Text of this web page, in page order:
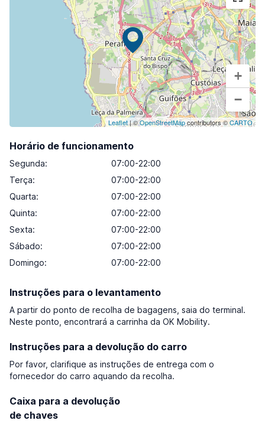
+
−
Leaflet| ©OpenStreetMapcontributors ©CARTO
Horário de funcionamento
Segunda:
07:00-22:00
Terça:
07:00-22:00
Quarta:
07:00-22:00
Quinta:
07:00-22:00
Sexta:
07:00-22:00
Sábado:
07:00-22:00
Domingo: 07:00-22:00
Instruções para o levantamento
A partir do ponto de recolha de bagagens, saia do terminal.
Neste ponto, encontrará a carrinha da OK Mobility.
Instruções para a devolução do carro
Por favor, clarifique as instruções de entrega com o
fornecedor do carro aquando da recolha.
Caixa para a devolução
de chaves